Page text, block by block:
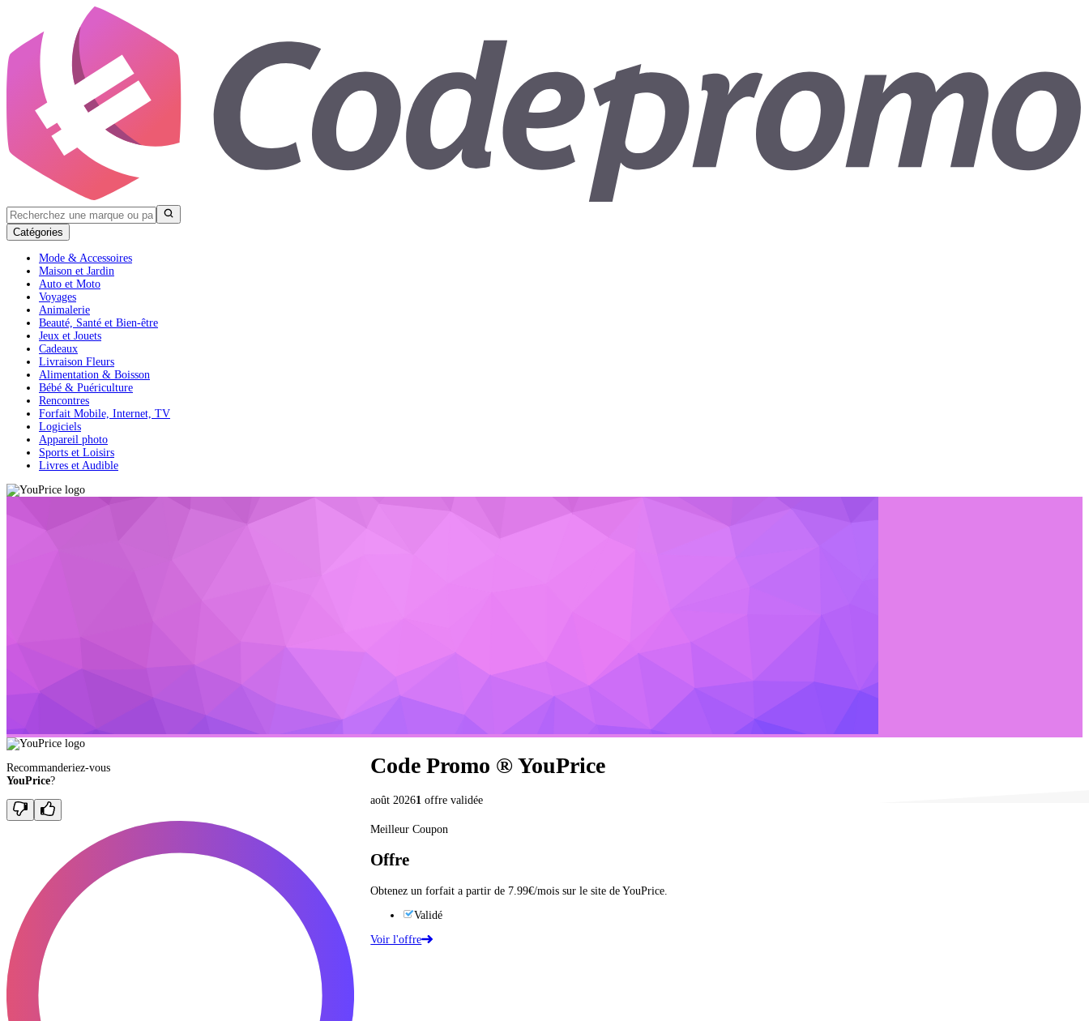
Catégories
Mode & Accessoires
Maison et Jardin
Auto et Moto
Voyages
Animalerie
Beauté, Santé et Bien-être
Jeux et Jouets
Cadeaux
Livraison Fleurs
Alimentation & Boisson
Bébé & Puériculture
Rencontres
Forfait Mobile, Internet, TV
Logiciels
Appareil photo
Sports et Loisirs
Livres et Audible
Code Promo ® YouPrice
août 20261 offre validée
Meilleur Coupon
Offre
Obtenez un forfait a partir de 7.99€/mois sur le site de YouPrice.
Validé
Voir l'offre
Recommanderiez-vous
YouPrice?